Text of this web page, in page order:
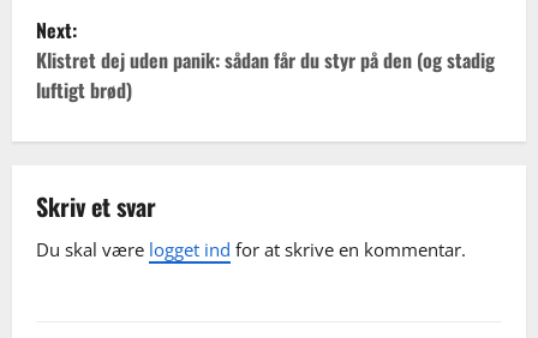
undgå krydskontaminering og læs ingredienslister ved
køb af færdigvarer.
smagstest og en simpel rydde-op konkurrence, så
opgaven føles legende og overskuelig.
s
t
n
v
i
Next:
Klistret dej uden panik: sådan får du styr på den (og stadig
luftigt brød)
Skriv et svar
Du skal være logget ind for at skrive en kommentar.